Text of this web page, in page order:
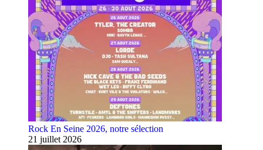
Rock En Seine 2026, notre sélection
21 juillet 2026